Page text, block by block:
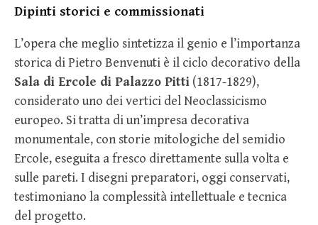
Dipinti storici e commissionati
L’opera che meglio sintetizza il genio e l’importanza
storica di Pietro Benvenuti è il ciclo decorativo della
Sala di Ercole di Palazzo Pitti (1817-1829),
considerato uno dei vertici del Neoclassicismo
europeo. Si tratta di un’impresa decorativa
monumentale, con storie mitologiche del semidio
Ercole, eseguita a fresco direttamente sulla volta e
sulle pareti. I disegni preparatori, oggi conservati,
testimoniano la complessità intellettuale e tecnica
del progetto.